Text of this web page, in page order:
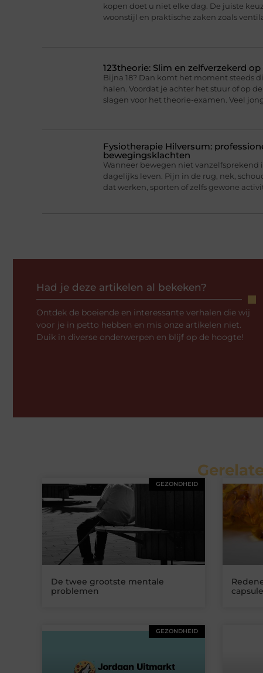
kopen doet u niet elke dag. De juiste
woonstijl en praktische zaken zoals
123theorie: Slim en zelfverzekerd
Bijna 18? Dan komt het moment steeds
halen. Voordat je achter het stuur of op
slagen voor het theorie-examen. Veel
Fysiotherapie Hilversum:
bewegingsklachten
Wanneer bewegen niet
dagelijks leven. Pijn in de rug, nek,
dat werken, sporten of zelfs gewone
Had je deze artikelen al bekeken?
Ontdek de boeiende en interessante verhalen die wij
voor je in petto hebben en mis onze artikelen niet.
Duik in diverse onderwerpen en blijf op de hoogte!
GEZONDHEID
De twee grootste mentale
problemen
GEZONDHEID